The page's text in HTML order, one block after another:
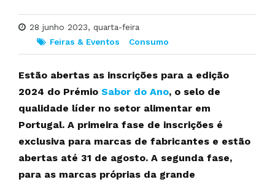
28 junho 2023, quarta-feira
Feiras & Eventos
Consumo
Estão abertas as inscrições para a edição
2024 do Prémio Sabor do Ano, o selo de
qualidade líder no setor alimentar em
Portugal. A primeira fase de inscrições é
exclusiva para marcas de fabricantes e estão
abertas até 31 de agosto. A segunda fase,
para as marcas próprias da grande